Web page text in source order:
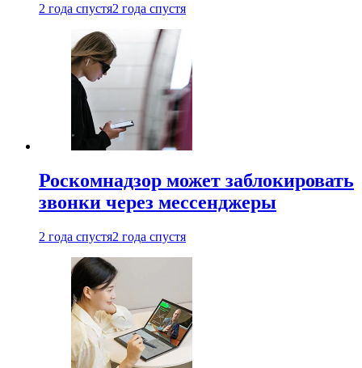
2 года спустя2 года спустя
Роскомнадзор может заблокировать
звонки через мессенджеры
2 года спустя2 года спустя